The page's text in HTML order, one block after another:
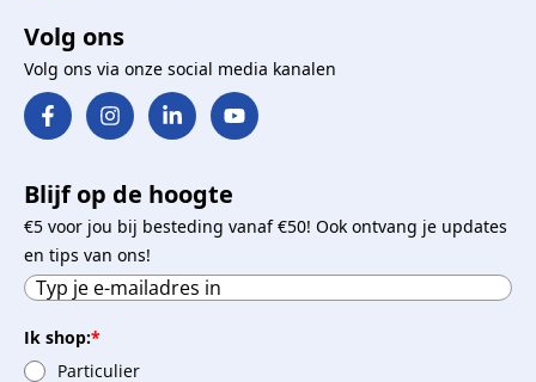
Volg ons
Volg ons via onze social media kanalen
Blijf op de hoogte
€5 voor jou bij besteding vanaf €50! Ook ontvang je updates
en tips van ons!
Ik shop:*
Particulier